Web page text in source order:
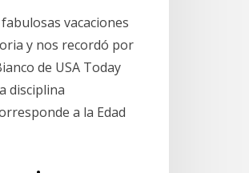
vacaciones
y nos recordó por
de USA Today
disciplina
a la Edad